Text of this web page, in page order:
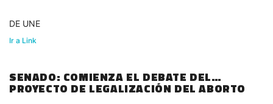
DE UNE
Ir a Link
SENADO: COMIENZA EL DEBATE DEL
PROYECTO DE LEGALIZACIÓN DEL ABORTO